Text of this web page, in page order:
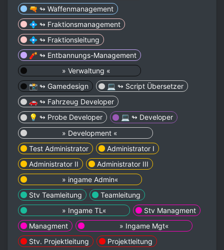
🔫 ↬ Waffenmanagement
💠 ↬ Fraktionsmanagement
💠 ↬ Fraktionsleitung
🧨 ↬ Entbannungs-Management
📸 ↬ Gamedesign
💻 ↬ Script Übersetzer
🚗 ↬ Fahrzeug Developer
💡 ↬ Probe Developer
💻 ↬ Developer
Test Administrator
Administrator I
Administrator II
Administrator III
Stv Teamleitung
Teamleitung
Stv Managment
Managment
Stv. Projektleitung
Projektleitung